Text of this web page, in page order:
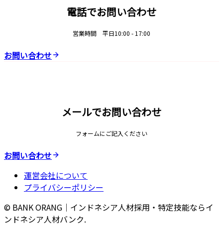
電話でお問い合わせ
営業時間 平日10:00 - 17:00
お問い合わせ
メールでお問い合わせ
フォームにご記入ください
お問い合わせ
運営会社について
プライバシーポリシー
© BANK ORANG｜インドネシア人材採用・特定技能ならイ
ンドネシア人材バンク.